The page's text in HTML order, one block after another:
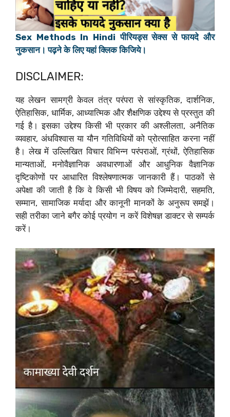
Sex Methods In Hindi पीरियड्स सेक्स से फायदे और
नुकसान। पढ़ने के लिए यहां क्लिक किजिये।
DISCLAIMER:
यह लेखन सामग्री केवल तंत्र परंपरा से सांस्कृतिक, दार्शनिक,
ऐतिहासिक, धार्मिक, आध्यात्मिक और शैक्षणिक उद्देश्य से प्रस्तुत की
गई है। इसका उद्देश्य किसी भी प्रकार की अश्लीलता, अनैतिक
व्यवहार, अंधविश्वास या यौन गतिविधियों को प्रोत्साहित करना नहीं
है। लेख में उल्लिखित विचार विभिन्न परंपराओं, ग्रंथों, ऐतिहासिक
मान्यताओं, मनोवैज्ञानिक अवधारणाओं और आधुनिक वैज्ञानिक
दृष्टिकोणों पर आधारित विश्लेषणात्मक जानकारी हैं। पाठकों से
अपेक्षा की जाती है कि वे किसी भी विषय को जिम्मेदारी, सहमति,
सम्मान, सामाजिक मर्यादा और कानूनी मानकों के अनुरूप समझें।
सही तरीका जाने बगैर कोई प्रयोग न करें विशेषज्ञ डाक्टर से सम्पर्क
करें।